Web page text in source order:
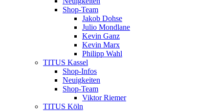
Shop-Team
Jakob Dohse
Julio Mondlane
Kevin Ganz
Kevin Marx
Philipp Wahl
TITUS Kassel
Shop-Infos
Neuigkeiten
Shop-Team
Viktor Riemer
TITUS Köln